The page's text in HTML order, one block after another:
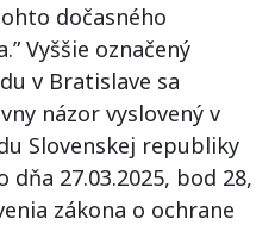
dočasného
Vyššie označený
v Bratislave sa
názor vyslovený v
Slovenskej republiky
dňa 27.03.2025, bod 28,
zákona o ochrane